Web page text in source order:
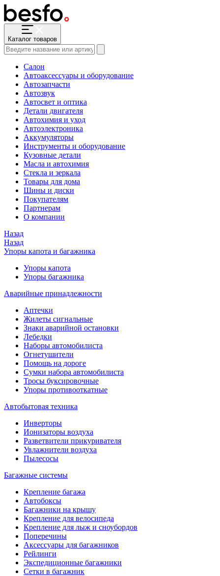
Каталог товаров
Салон
Автоаксессуары и оборудование
Автозапчасти
Автозвук
Автосвет и оптика
Детали двигателя
Автохимия и уход
Автоэлектроника
Аккумуляторы
Инструменты и оборудование
Кузовные детали
Масла и автохимия
Стекла и зеркала
Товары для дома
Шины и диски
Покупателям
Партнерам
О компании
Назад
Назад
Упоры капота и багажника
Упоры капота
Упоры багажника
Аварийные принадлежности
Аптечки
Жилеты сигнальные
Знаки аварийной остановки
Лебедки
Наборы автомобилиста
Огнетушители
Помощь на дороге
Сумки набора автомобилиста
Тросы буксировочные
Упоры противооткатные
Автобытовая техника
Инверторы
Ионизаторы воздуха
Разветвители прикуривателя
Увлажнители воздуха
Пылесосы
Багажные системы
Крепление багажа
Автобоксы
Багажники на крышу
Крепление для велосипеда
Крепление для лыж и сноубордов
Поперечины
Аксессуары для багажников
Рейлинги
Экспедиционные багажники
Сетки в багажник